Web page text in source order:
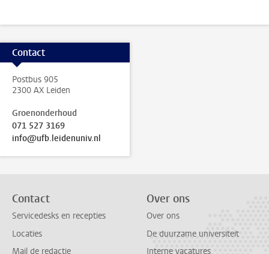
Contact
Postbus 905
2300 AX Leiden
Groenonderhoud
071 527 3169
info@ufb.leidenuniv.nl
Contact
Servicedesks en recepties
Locaties
Mail de redactie
Over ons
Over ons
De duurzame universiteit
Interne vacatures